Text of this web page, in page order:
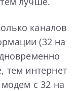
каналов
(32 на
тем интернет
с 32 на